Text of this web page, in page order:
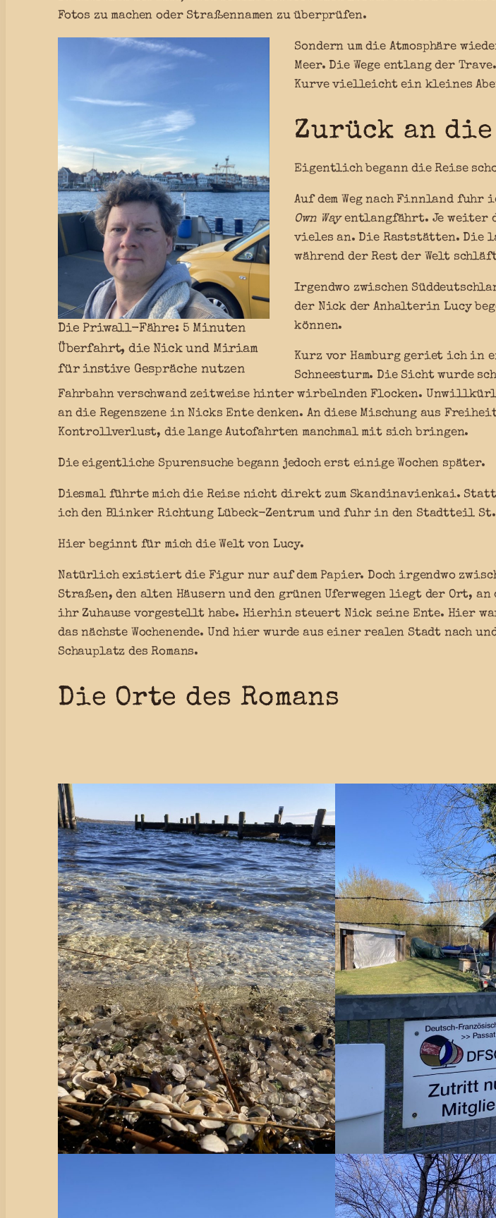
Fotos zu machen oder Straßennamen zu überprüfen.
Die Priwall-Fähre: 5 Minuten
Überfahrt, die Nick und Miriam
für instive Gespräche nutzen
Sondern um die Atmosphäre
Meer. Die Wege entlang der
Kurve vielleicht ein kleines
Zurück an
Eigentlich begann die Reise
Auf dem Weg nach Finnland
Own Wayentlangfährt. Je weiter
vieles an. Die Raststätten. Die
während der Rest der Welt
Irgendwo zwischen
der Nick der Anhalterin Lucy
können.
Kurz vor Hamburg geriet ich in
Schneesturm. Die Sicht wurde
Fahrbahn verschwand zeitweise hinter wirbelnden Flocken.
an die Regenszene in Nicks Ente denken. An diese Mischung aus
Kontrollverlust, die lange Autofahrten manchmal mit sich bringen.
Die eigentliche Spurensuche begann jedoch erst einige Wochen später.
Diesmal führte mich die Reise nicht direkt zum Skandinavienkai.
ich den Blinker Richtung Lübeck-Zentrum und fuhr in den Stadtteil St.
Hier beginnt für mich die Welt von Lucy.
Natürlich existiert die Figur nur auf dem Papier. Doch irgendwo
Straßen, den alten Häusern und den grünen Uferwegen liegt der Ort, an
ihr Zuhause vorgestellt habe. Hierhin steuert Nick seine Ente. Hier
das nächste Wochenende. Und hier wurde aus einer realen Stadt nach
Schauplatz des Romans.
Die Orte des Romans